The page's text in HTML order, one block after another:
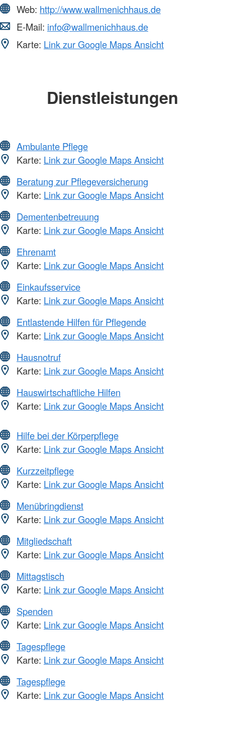
Web: http://www.wallmenichhaus.de
E-Mail: info@wallmenichhaus.de
Karte: Link zur Google Maps Ansicht
Dienstleistungen
Ambulante Pflege
Karte: Link zur Google Maps Ansicht
Beratung zur Pflegeversicherung
Karte: Link zur Google Maps Ansicht
Dementenbetreuung
Karte: Link zur Google Maps Ansicht
Ehrenamt
Karte: Link zur Google Maps Ansicht
Einkaufsservice
Karte: Link zur Google Maps Ansicht
Entlastende Hilfen für Pflegende
Karte: Link zur Google Maps Ansicht
Hausnotruf
Karte: Link zur Google Maps Ansicht
Hauswirtschaftliche Hilfen
Karte: Link zur Google Maps Ansicht
Hilfe bei der Körperpflege
Karte: Link zur Google Maps Ansicht
Kurzzeitpflege
Karte: Link zur Google Maps Ansicht
Menübringdienst
Karte: Link zur Google Maps Ansicht
Mitgliedschaft
Karte: Link zur Google Maps Ansicht
Mittagstisch
Karte: Link zur Google Maps Ansicht
Spenden
Karte: Link zur Google Maps Ansicht
Tagespflege
Karte: Link zur Google Maps Ansicht
Tagespflege
Karte: Link zur Google Maps Ansicht